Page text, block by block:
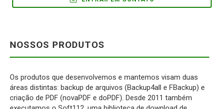
NOSSOS PRODUTOS
Os produtos que desenvolvemos e mantemos visam duas
áreas distintas: backup de arquivos (Backup4all e FBackup) e
criação de PDF (novaPDF e doPDF). Desde 2011 também